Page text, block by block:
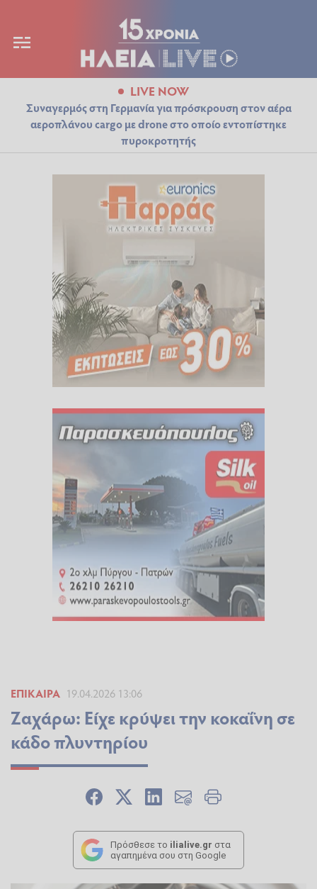
LIVE NOW
Συναγερμός στη Γερμανία για πρόσκρουση στον αέρα
αεροπλάνου cargo με drone στο οποίο εντοπίστηκε
πυροκροτητής
ΕΠΊΚΑΙΡΑ 19.04.2026 13:06
Ζαχάρω: Είχε κρύψει την κοκαΐνη σε
κάδο πλυντηρίου
Πρόσθεσε το ilialive.gr στα
αγαπημένα σου στη Google